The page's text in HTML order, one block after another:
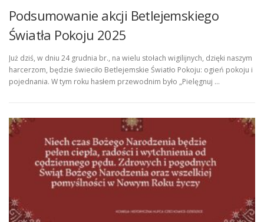
Podsumowanie akcji Betlejemskiego
Światła Pokoju 2025
Już dziś, w dniu 24 grudnia br., na wielu stołach wigilijnych, dzięki naszym
harcerzom, będzie świeciło Betlejemskie Światło Pokoju: ogień pokoju i
pojednania. W tym roku hasłem przewodnim było „Pielęgnuj …